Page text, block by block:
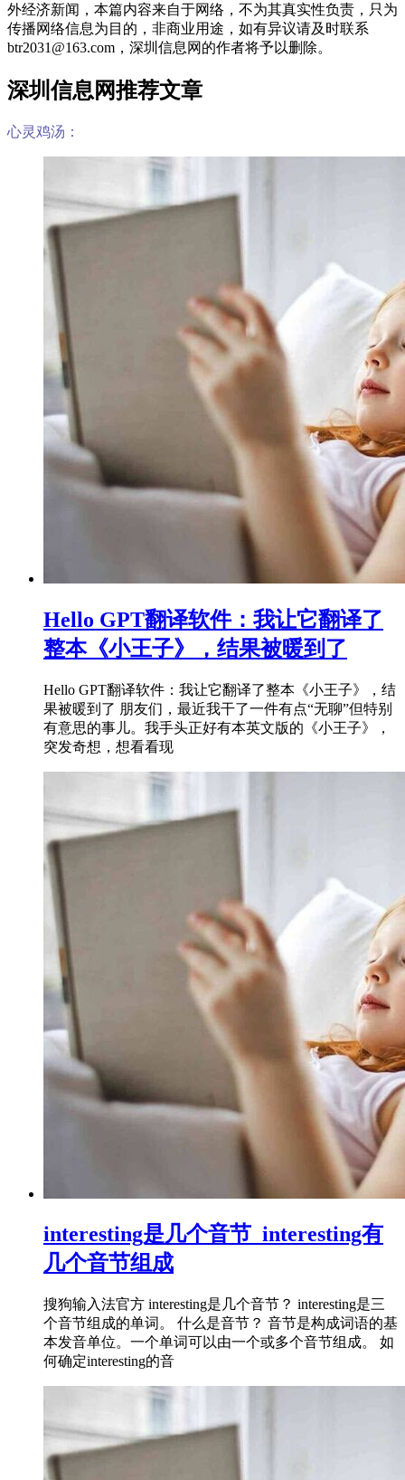
外经济新闻，本篇内容来自于网络，不为其真实性负责，只为
传播网络信息为目的，非商业用途，如有异议请及时联系
btr2031@163.com，深圳信息网的作者将予以删除。
深圳信息网推荐文章
心灵鸡汤：
Hello GPT翻译软件：我让它翻译了
整本《小王子》，结果被暖到了
Hello GPT翻译软件：我让它翻译了整本《小王子》，结
果被暖到了 朋友们，最近我干了一件有点“无聊”但特别
有意思的事儿。我手头正好有本英文版的《小王子》，
突发奇想，想看看现
interesting是几个音节_interesting有
几个音节组成
搜狗输入法官方 interesting是几个音节？ interesting是三
个音节组成的单词。 什么是音节？ 音节是构成词语的基
本发音单位。一个单词可以由一个或多个音节组成。 如
何确定interesting的音